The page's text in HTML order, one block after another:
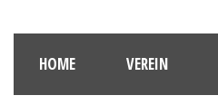
HOME VEREIN